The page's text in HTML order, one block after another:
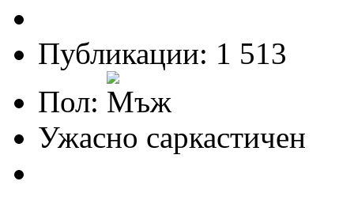
Публикации: 1 513
Пол:
Ужасно саркастичен